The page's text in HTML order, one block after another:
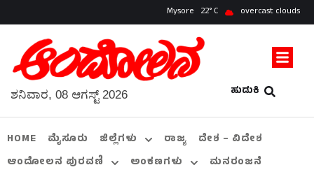
Mysore 22 overcast clouds
ಹುಡುಕಿ
ಶನಿವಾರ, 08 ಆಗಸ್ಟ್ 2026
HOME ಮೈಸೂರು ಜಿಲ್ಲೆಗಳು ರಾಜ್ಯ
ದೇಶ – ವಿದೇಶ
ಆಂದೋಲನ ಪುರವಣಿ
ಅಂಕಣಗಳು
ಮನರಂಜನೆ